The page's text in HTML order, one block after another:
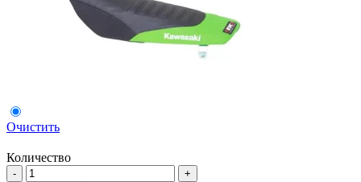
Очистить
Количество
-
Количество
+